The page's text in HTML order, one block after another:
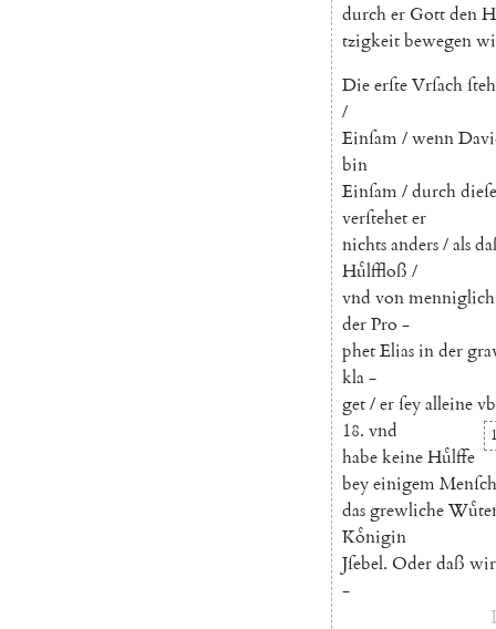
durcher Gottden
tzigkeitbewegen
DieerſteVrſach
/
Einſam/wenn
bin
Einſam/durchdieſe
verſteheter
nichtsanders/als
Huͤlffloß /
vnd vonmenniglich
derPro -
phetEliasinder
kla-
get/erſeyalleine
18. vnd
habekeineHuͤlffe
beyeinigem
dasgrewliche
Koͤnigin
Jſebel. Oderdaß wir
-